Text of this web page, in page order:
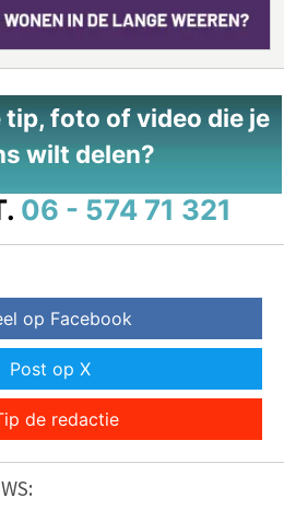
tip, foto of video die je
wilt delen?
06 - 574 71 321
op Facebook
Post op X
de redactie